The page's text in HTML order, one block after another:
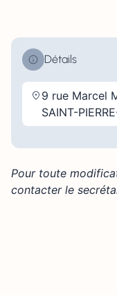
Détails
9 rue Marcel
SAINT-
Pour toute
contacter le